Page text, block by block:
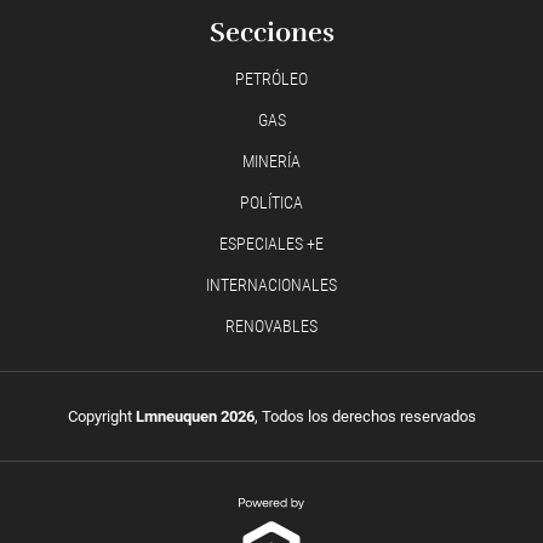
Secciones
PETRÓLEO
GAS
MINERÍA
POLÍTICA
ESPECIALES +E
INTERNACIONALES
RENOVABLES
Copyright Lmneuquen 2026, Todos los derechos reservados